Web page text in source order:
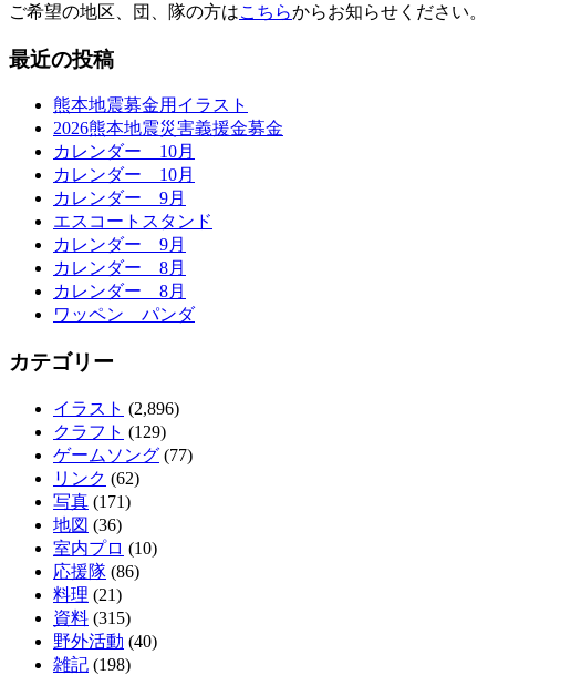
ご希望の地区、団、隊の方はこちらからお知らせください。
最近の投稿
熊本地震募金用イラスト
2026熊本地震災害義援金募金
カレンダー 10月
カレンダー 10月
カレンダー 9月
エスコートスタンド
カレンダー 9月
カレンダー 8月
カレンダー 8月
ワッペン パンダ
カテゴリー
イラスト (2,896)
クラフト (129)
ゲームソング (77)
リンク (62)
写真 (171)
地図 (36)
室内プロ (10)
応援隊 (86)
料理 (21)
資料 (315)
野外活動 (40)
雑記 (198)